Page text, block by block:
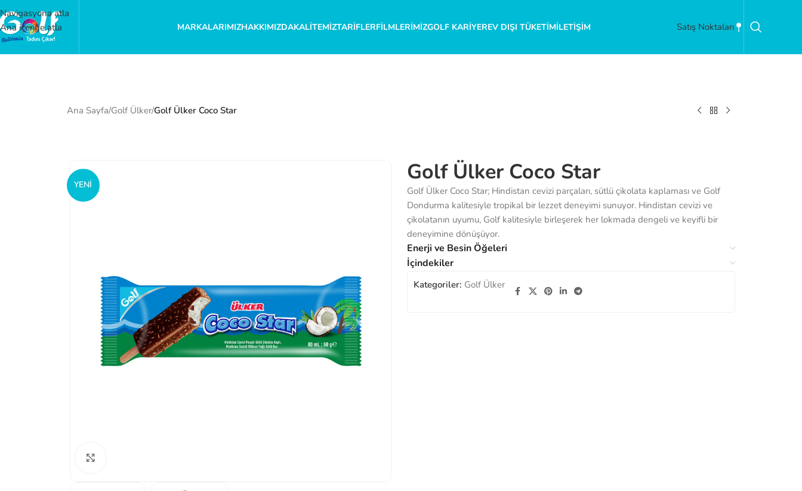
Navigasyona atla
Ana içeriğe atla
MARKALARIMIZHAKKIMIZDAKALITEMIZTARIFLERFILMLERIMIZGOLF KARIYEREV DIŞI TÜKETIMİLETIŞIM Satış Noktaları
Ana Sayfa/Golf Ülker/Golf Ülker Coco Star
YENI Golf Ülker Coco Star
Golf Ülker Coco Star; Hindistan cevizi parçaları, sütlü çikolata kaplaması ve Golf
Dondurma kalitesiyle tropikal bir lezzet deneyimi sunuyor. Hindistan cevizi ve
çikolatanın uyumu, Golf kalitesiyle birleşerek her lokmada dengeli ve keyifli bir
deneyimine dönüşüyor.
Enerji ve Besin Öğeleri
İçindekiler
Kategoriler: Golf Ülker